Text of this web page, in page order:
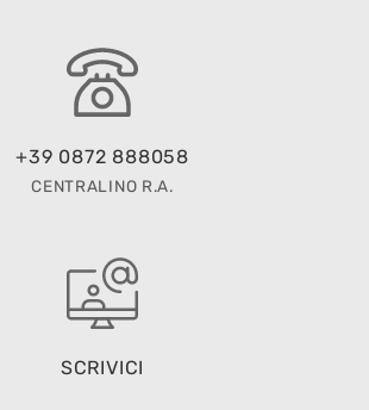
+39 0872 888058
CENTRALINO R.A.
SCRIVICI